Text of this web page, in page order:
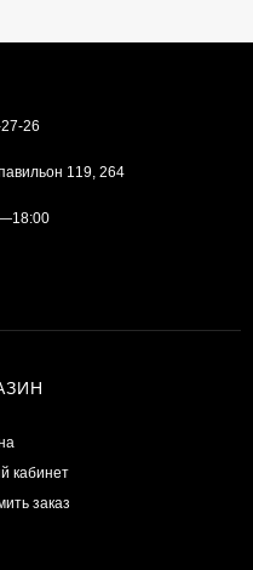
26
119, 264
кабинет
заказ